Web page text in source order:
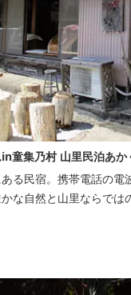
童集乃村 山里民泊あか
る民宿。携帯電話の電
な自然と山里ならでは